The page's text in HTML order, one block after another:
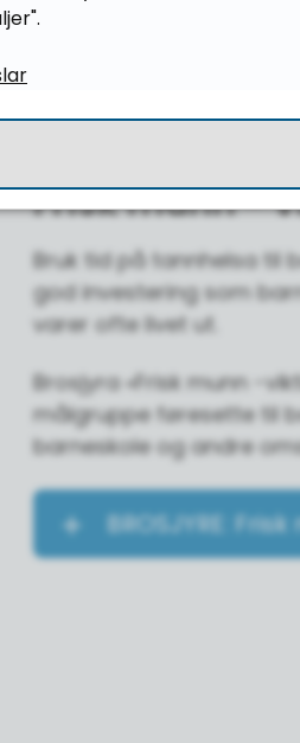
Frisk munn -
Bruk tid på tannhelsa til
god investering som
varer ofte livet ut.
Brosjyra «Frisk munn -
målgruppe føresette til
barneskole og andre
BROSJYRE: